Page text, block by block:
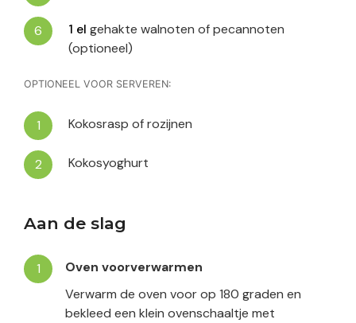
1 el gehakte walnoten of pecannoten
(optioneel)
OPTIONEEL VOOR SERVEREN:
Kokosrasp of rozijnen
Kokosyoghurt
Aan de slag
Oven voorverwarmen
Verwarm de oven voor op 180 graden en
bekleed een klein ovenschaaltje met